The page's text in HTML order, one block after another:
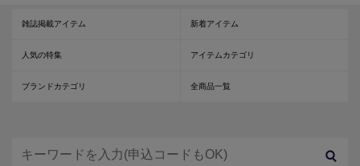
雑誌掲載アイテム 新着アイテム
人気の特集 アイテムカテゴリ
ブランドカテゴリ 全商品一覧